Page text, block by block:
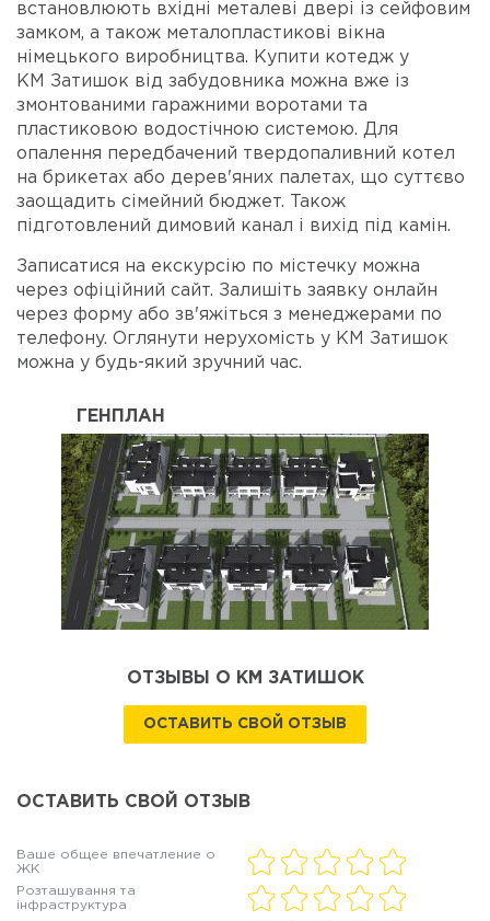
встановлюють вхідні металеві двері із сейфовим
замком, а також металопластикові вікна
німецького виробництва. Купити котедж у
КМ Затишок від забудовника можна вже із
змонтованими гаражними воротами та
пластиковою водостічною системою. Для
опалення передбачений твердопаливний котел
на брикетах або дерев'яних палетах, що суттєво
заощадить сімейний бюджет. Також
підготовлений димовий канал і вихід під камін.
Записатися на екскурсію по містечку можна
через офіційний сайт. Залишіть заявку онлайн
через форму або зв'яжіться з менеджерами по
телефону. Оглянути нерухомість у КМ Затишок
можна у будь-який зручний час.
ГЕНПЛАН
ОТЗЫВЫ О КМ ЗАТИШОК
ОСТАВИТЬ СВОЙ ОТЗЫВ
ОСТАВИТЬ СВОЙ ОТЗЫВ
Ваше общее впечатление о
ЖК
Розташування та
інфраструктура